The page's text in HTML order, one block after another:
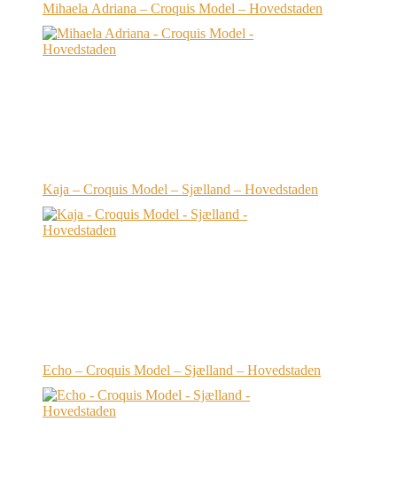
Mihaela Adriana – Croquis Model – Hovedstaden
Kaja – Croquis Model – Sjælland – Hovedstaden
Echo – Croquis Model – Sjælland – Hovedstaden